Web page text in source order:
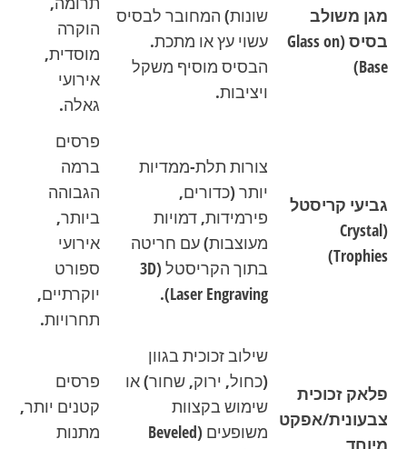
מגן משולב
בסיס (Glass on
Base)
שונות) המחובר לבסיס
עשוי עץ או מתכת.
הבסיס מוסיף משקל
ויציבות.
הוקרה
מוסדית,
אירועי
גאלה.
גביעי קריסטל
(Crystal
Trophies)
צורות תלת-ממדיות
יותר (כדורים,
פירמידות, דמויות
מעוצבות) עם חריטה
בתוך הקריסטל (3D
Laser Engraving).
פרסים
ברמה
הגבוהה
ביותר,
אירועי
ספורט
יוקרתיים,
תחרויות.
פלאק זכוכית
צבעונית/אפקט
שילוב זכוכית בגוון
(כחול, ירוק, שחור) או
שימוש בקצוות
משופעים (Beveled
פרסים
קטנים יותר,
מתנות